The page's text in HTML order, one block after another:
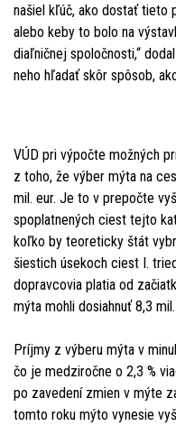
našiel kľúč, ako dostať tieto
alebo keby to bolo na
diaľničnej spoločnosti,“
neho hľadať skôr spôsob,
VÚD pri výpočte možných
z toho, že výber mýta na
mil. eur. Je to v prepočte
spoplatnených ciest tejto
koľko by teoreticky štát
šiestich úsekoch ciest I.
dopravcovia platia od
mýta mohli dosiahnuť 8,3
Príjmy z výberu mýta v
čo je medziročne o 2,3 %
po zavedení zmien v mýte
tomto roku mýto vynesie